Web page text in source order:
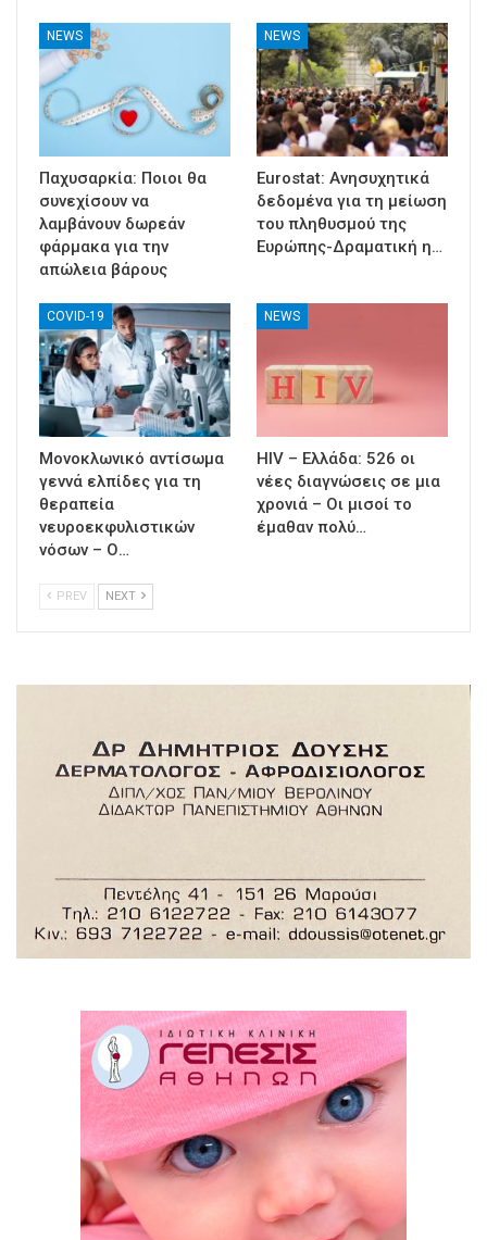
NEWS
Παχυσαρκία: Ποιοι θα
συνεχίσουν να
λαμβάνουν δωρεάν
φάρμακα για την
απώλεια βάρους
NEWS
Eurostat: Ανησυχητικά
δεδομένα για τη μείωση
του πληθυσμού της
Ευρώπης-Δραματική η…
COVID-19
Μονοκλωνικό αντίσωμα
γεννά ελπίδες για τη
θεραπεία
νευροεκφυλιστικών
νόσων – Ο…
NEWS
HIV – Ελλάδα: 526 οι
νέες διαγνώσεις σε μια
χρονιά – Οι μισοί το
έμαθαν πολύ…
PREV NEXT